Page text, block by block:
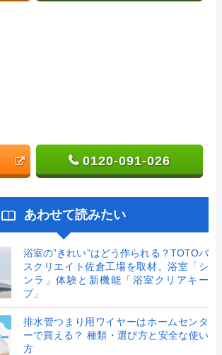
0120-091-026
あわせて読みたい
浴室の”きれい”はどう作られる？TOTOバ
スクリエイト佐倉工場を取材。浴室「シ
ンラ」体験と新機能「浴室クリアキー
プ」
排水管つまり用ワイヤーはホームセンタ
ーで買える？ 種類・選び方と安全な使い
方